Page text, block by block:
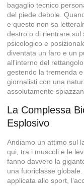
bagaglio tecnico
del piede debole.
e questo non sa
destro o di rientrare sul
psicologico e
diventata un faro e un
all’interno del
gestendo la tremenda
giornalisti con una
assolutamente
La Complessa
Esplosivo
Andiamo un attimo sul
qui, tra i muscoli e le
fanno davvero la
una fuoriclasse
applicata allo sport,